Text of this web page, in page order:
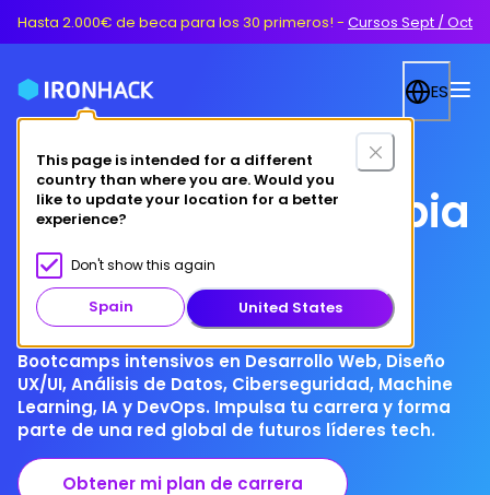
Hasta 2.000€ de beca para los 30 primeros! - Cursos Sept / Oct
This page is intended for a different
country than where you are. Would you
like to update your location for a better
experience?
Don't show this again
Spain United States
ES
Este verano, cambia
tu futuro
Bootcamps intensivos en Desarrollo Web, Diseño
UX/UI, Análisis de Datos, Ciberseguridad, Machine
Learning, IA y DevOps. Impulsa tu carrera y forma
parte de una red global de futuros líderes tech.
Obtener mi plan de carrera